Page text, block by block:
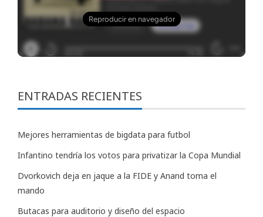
ENTRADAS RECIENTES
Mejores herramientas de bigdata para futbol
Infantino tendría los votos para privatizar la Copa Mundial
Dvorkovich deja en jaque a la FIDE y Anand toma el
mando
Butacas para auditorio y diseño del espacio